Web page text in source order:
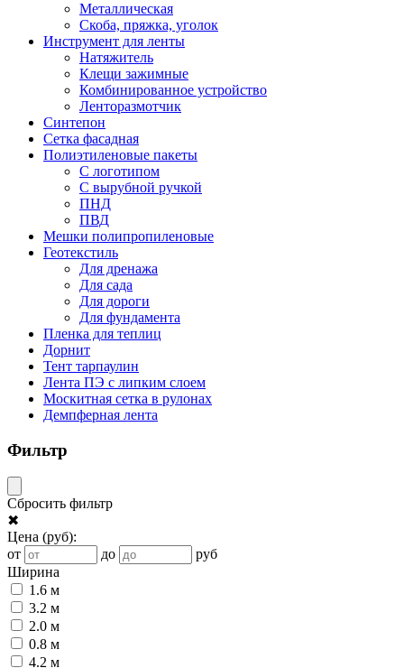
Металлическая
Скоба, пряжка, уголок
Инструмент для ленты
Натяжитель
Клещи зажимные
Комбинированное устройство
Ленторазмотчик
Синтепон
Сетка фасадная
Полиэтиленовые пакеты
С логотипом
С вырубной ручкой
ПНД
ПВД
Мешки полипропиленовые
Геотекстиль
Для дренажа
Для сада
Для дороги
Для фундамента
Пленка для теплиц
Дорнит
Тент тарпаулин
Лента ПЭ с липким слоем
Москитная сетка в рулонах
Демпферная лента
Фильтр
Сбросить фильтр
✖
Цена (руб):
от
до
руб
Ширина
1.6 м
3.2 м
2.0 м
0.8 м
4.2 м